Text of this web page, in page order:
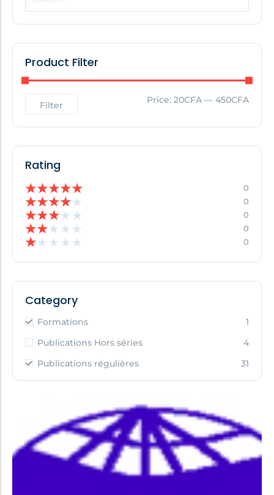
Product Filter
Price:20CFA—450CFA
Rating
★★★★
★ ★ ★ ★ ★
★ ★ ★ ★ ★
★ ★ ★ ★ ★
★ ★ ★ ★ ★
Category
Formations
Publications Hors séries
4
Publications régulières
31